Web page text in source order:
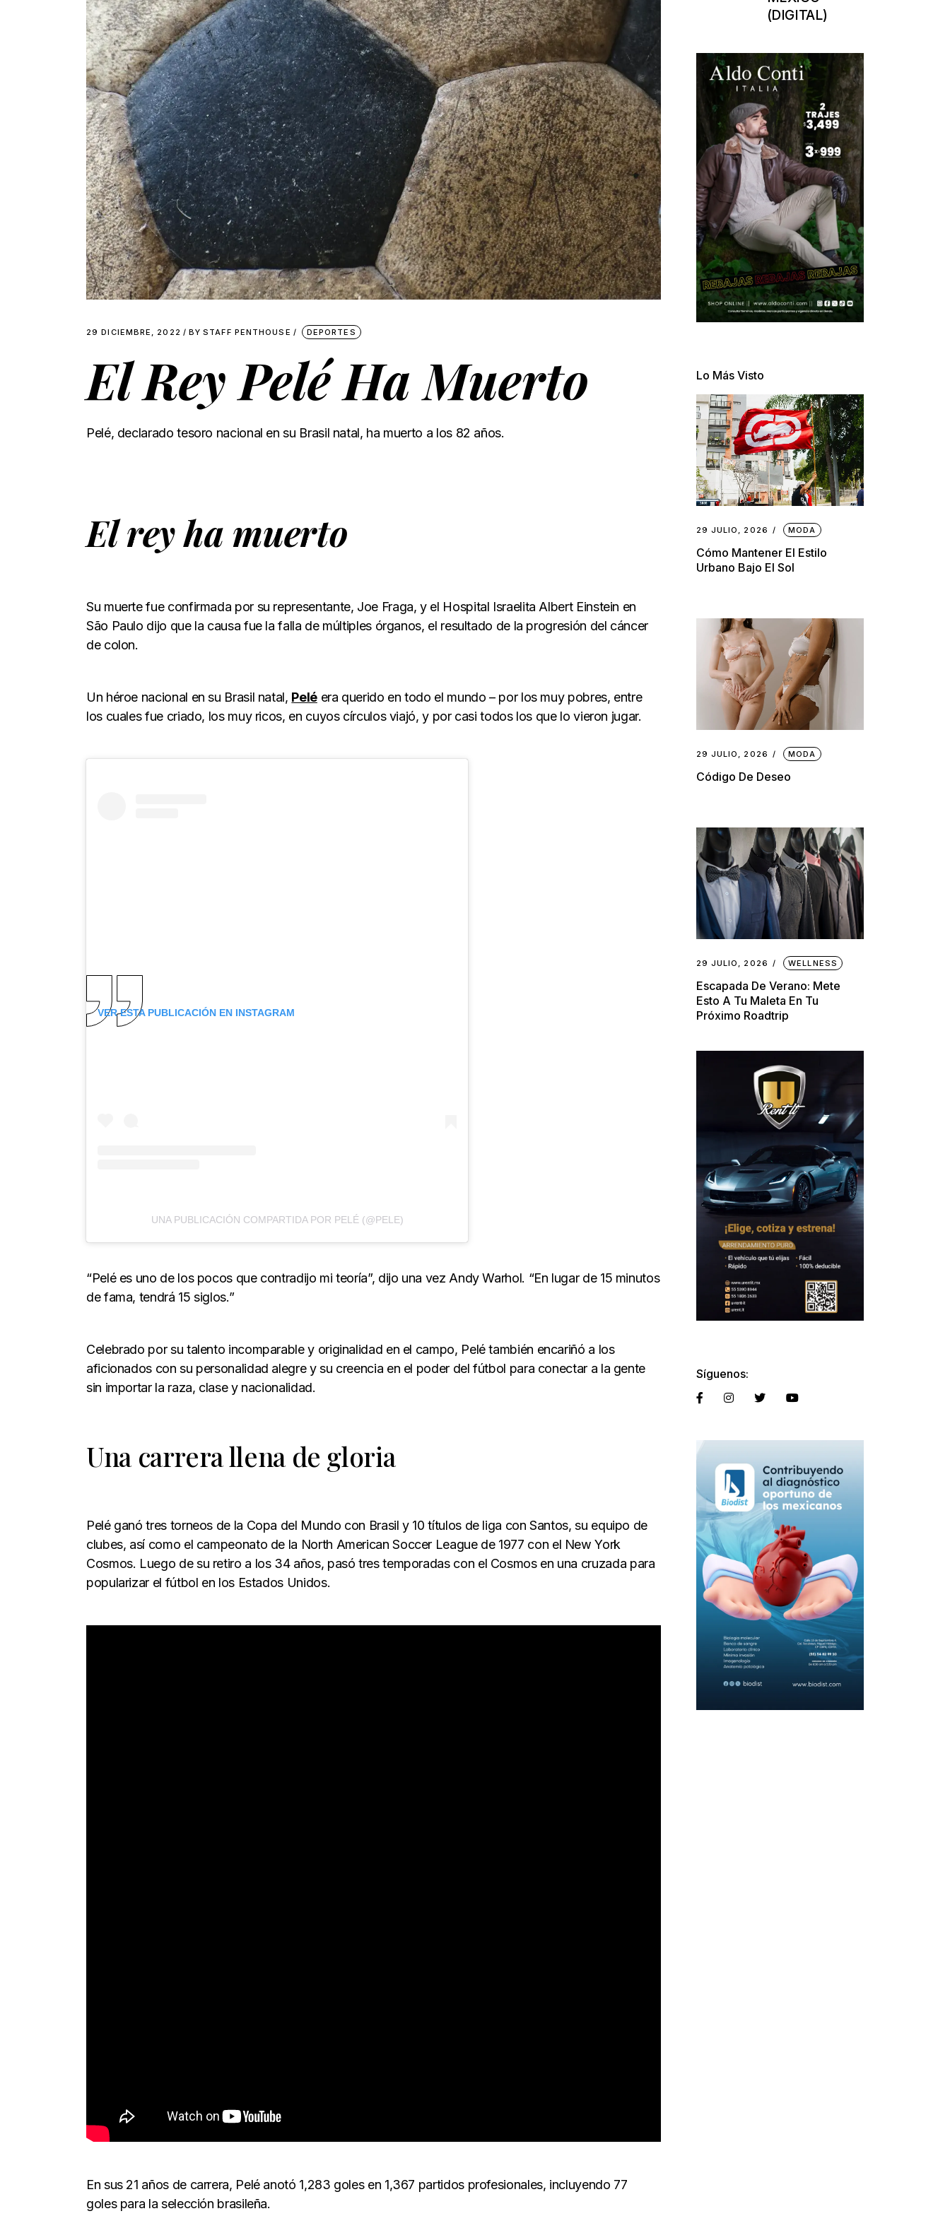
29 DICIEMBRE, 2022 BY STAFF PENTHOUSE DEPORTES
El Rey Pelé Ha Muerto
Pelé, declarado tesoro nacional en su Brasil natal, ha muerto a los 82 años.
El rey ha muerto
Su muerte fue confirmada por su representante, Joe Fraga, y el Hospital Israelita Albert Einstein en
São Paulo dijo que la causa fue la falla de múltiples órganos, el resultado de la progresión del cáncer
de colon.
Un héroe nacional en su Brasil natal, Peléera querido en todo el mundo – por los muy pobres, entre
los cuales fue criado, los muy ricos, en cuyos círculos viajó, y por casi todos los que lo vieron jugar.
VER ESTA PUBLICACIÓN EN INSTAGRAM
UNA PUBLICACIÓN COMPARTIDA POR PELÉ (@PELE)
“Pelé es uno de los pocos que contradijo mi teoría”, dijo una vez Andy Warhol. “En lugar de 15 minutos
de fama, tendrá 15 siglos.”
Celebrado por su talento incomparable y originalidad en el campo, Pelé también encariñó a los
aficionados con su personalidad alegre y su creencia en el poder del fútbol para conectar a la gente
sin importar la raza, clase y nacionalidad.
Una carrera llena de gloria
Pelé ganó tres torneos de la Copa del Mundo con Brasil y 10 títulos de liga con Santos, su equipo de
clubes, así como el campeonato de la North American Soccer League de 1977 con el New York
Cosmos. Luego de su retiro a los 34 años, pasó tres temporadas con el Cosmos en una cruzada para
popularizar el fútbol en los Estados Unidos.
En sus 21 años de carrera, Pelé anotó 1,283 goles en 1,367 partidos profesionales, incluyendo 77
goles para la selección brasileña.
(DIGITAL)
Lo Más Visto
29 JULIO, 2026 MODA
Cómo Mantener El Estilo
Urbano Bajo El Sol
29 JULIO, 2026 MODA
Código De Deseo
29 JULIO, 2026 WELLNESS
Escapada De Verano: Mete
Esto A Tu Maleta En Tu
Próximo Roadtrip
Síguenos: